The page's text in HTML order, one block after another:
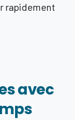
rapidement
avec